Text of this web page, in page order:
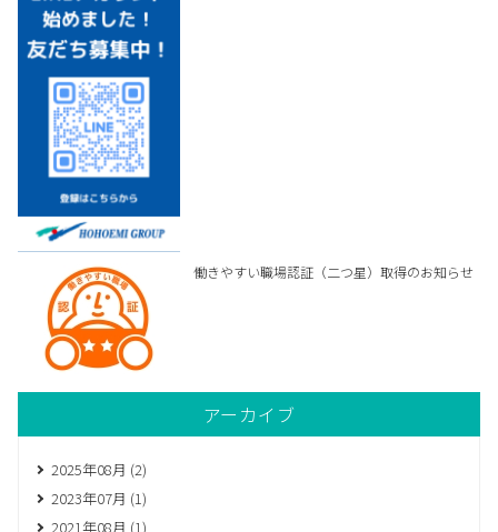
働きやすい職場認証（二つ星）取得のお知らせ
アーカイブ
2025年08月 (2)
2023年07月 (1)
2021年08月 (1)